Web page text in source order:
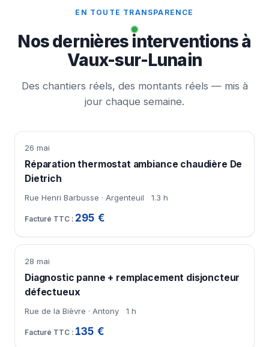
EN TOUTE TRANSPARENCE
Nos dernières interventions à
Vaux-sur-Lunain
Des chantiers réels, des montants réels — mis à
jour chaque semaine.
26 mai
Réparation thermostat ambiance chaudière De
Dietrich
Rue Henri Barbusse · Argenteuil 1.3 h
295 €
28 mai
Diagnostic panne + remplacement disjoncteur
défectueux
Rue de la Bièvre · Antony 1 h
135 €